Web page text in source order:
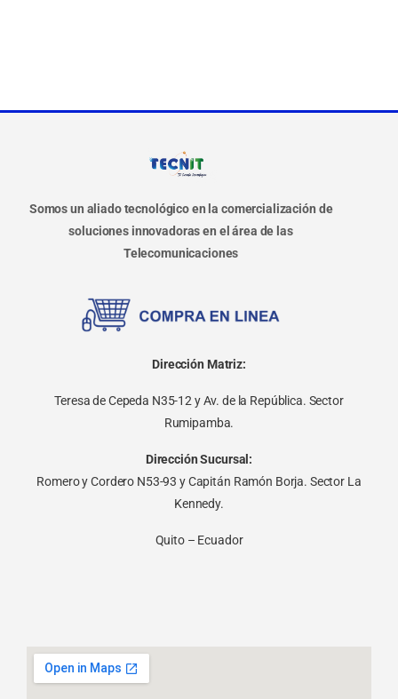
Somos un aliado tecnológico en la comercialización de
soluciones innovadoras en el área de las
Telecomunicaciones
Dirección Matriz:
Teresa de Cepeda N35-12 y Av. de la República. Sector
Rumipamba.
Dirección Sucursal:
Romero y Cordero N53-93 y Capitán Ramón Borja. Sector La
Kennedy.
Quito – Ecuador